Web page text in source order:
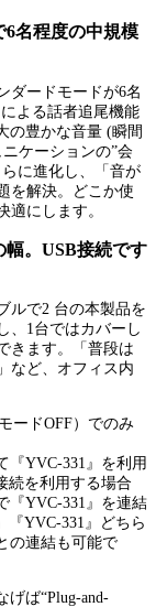
名程度の中規模
ダードモードが6名
よる話者追尾機能
の豊かな音量 (瞬間
ケーションの”会
に進化し、「音が
を解決。どこか使
適にします。
。USB接続です
ルで2 台の本製品を
、1台ではカバーし
きます。「普段は
など、オフィス内
ードOFF）でのみ
『YVC-331』を利用
続を利用する場合
『YVC-331』を連結
『YVC-331』どちら
の連結も可能で
げば“Plug-and-